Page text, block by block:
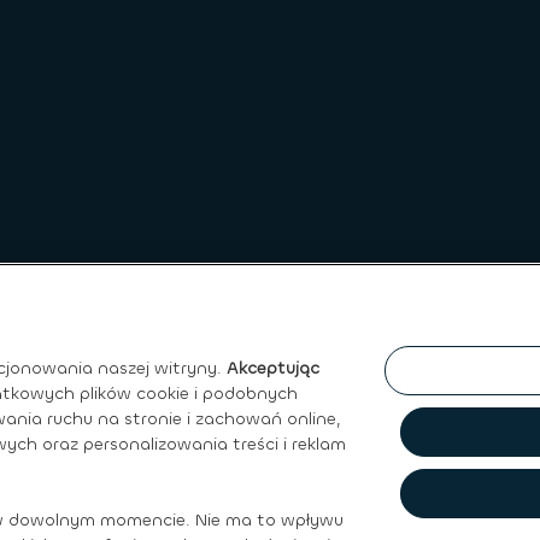
Prawo do ochrony Danych
naszej witryny. Akceptując
plików cookie i podobnych
ruchu na stronie i zachowań online,
oraz personalizowania treści i reklam
momencie. Nie ma to wpływu